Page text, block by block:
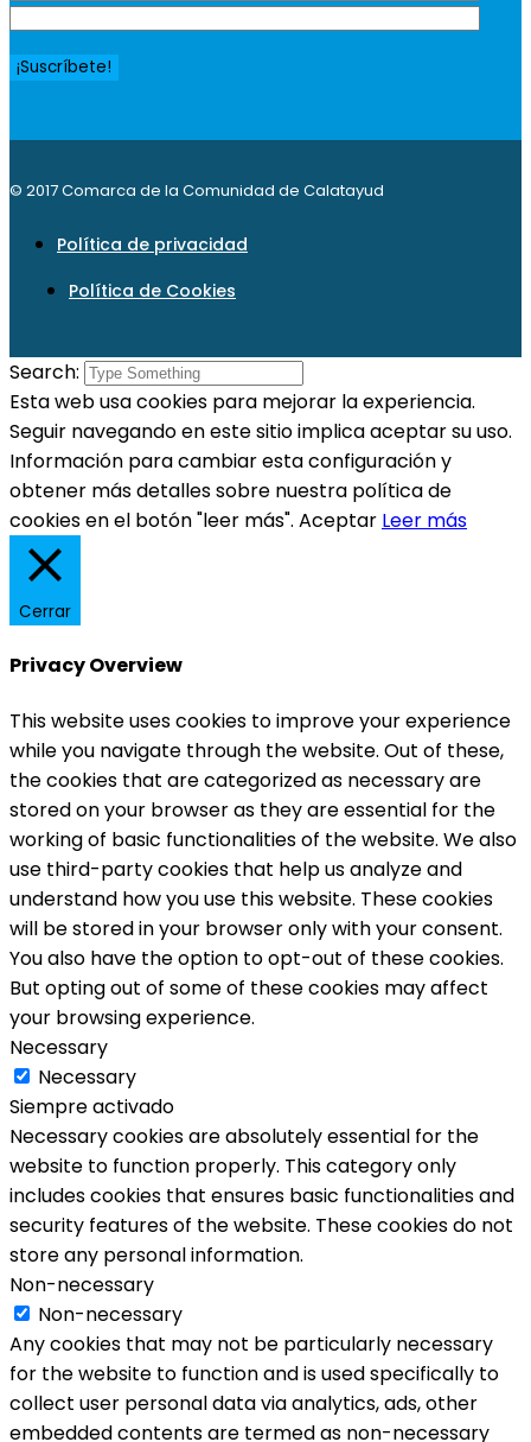
© 2017 Comarca de la Comunidad de Calatayud
Política de privacidad
Política de Cookies
Search:
Esta web usa cookies para mejorar la experiencia.
Seguir navegando en este sitio implica aceptar su uso.
Información para cambiar esta configuración y
obtener más detalles sobre nuestra política de
cookies en el botón "leer más". Aceptar Leer más
Cerrar
Privacy Overview
This website uses cookies to improve your experience
while you navigate through the website. Out of these,
the cookies that are categorized as necessary are
stored on your browser as they are essential for the
working of basic functionalities of the website. We also
use third-party cookies that help us analyze and
understand how you use this website. These cookies
will be stored in your browser only with your consent.
You also have the option to opt-out of these cookies.
But opting out of some of these cookies may affect
your browsing experience.
Necessary
Necessary
Siempre activado
Necessary cookies are absolutely essential for the
website to function properly. This category only
includes cookies that ensures basic functionalities and
security features of the website. These cookies do not
store any personal information.
Non-necessary
Non-necessary
Any cookies that may not be particularly necessary
for the website to function and is used specifically to
collect user personal data via analytics, ads, other
embedded contents are termed as non-necessary